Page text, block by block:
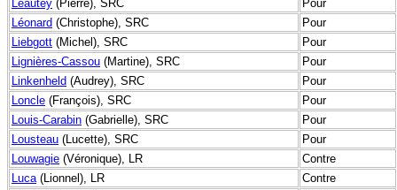
Léautey (Pierre), SRC
Pour
Léonard (Christophe), SRC
Pour
Liebgott (Michel), SRC
Pour
Lignières-Cassou (Martine), SRC
Pour
Linkenheld (Audrey), SRC
Pour
Loncle (François), SRC
Pour
Louis-Carabin (Gabrielle), SRC
Pour
Lousteau (Lucette), SRC
Pour
Louwagie (Véronique), LR
Contre
Luca(Lionnel), LR
Contre